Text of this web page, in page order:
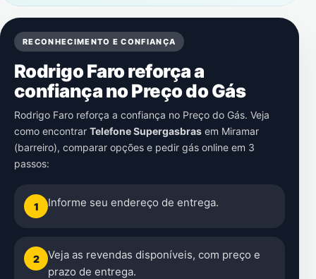
RECONHECIMENTO E CONFIANÇA
Rodrigo Faro reforça a
confiança no Preço do Gás
Rodrigo Faro reforça a confiança no Preço do Gás. Veja
como encontrar Telefone Supergasbras em Miramar
(barreiro), comparar opções e pedir gás online em 3
passos:
1 Informe seu endereço de entrega.
2
Veja as revendas disponíveis, com preço e
prazo de entrega.